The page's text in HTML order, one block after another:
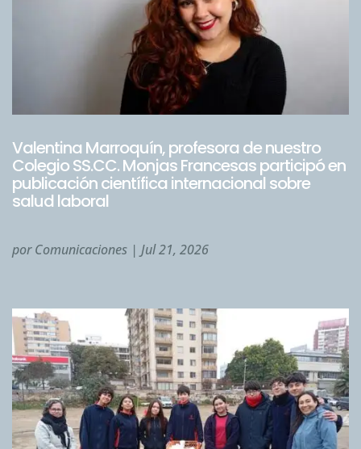
Valentina Marroquín, profesora de nuestro
Colegio SS.CC. Monjas Francesas participó en
publicación científica internacional sobre
salud laboral
porComunicaciones | Jul 21, 2026